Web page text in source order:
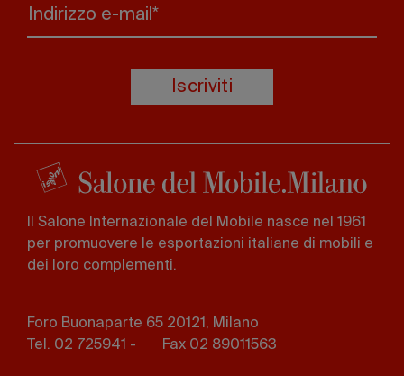
Indirizzo e-mail*
Iscriviti
Il Salone Internazionale del Mobile nasce nel 1961
per promuovere le esportazioni italiane di mobili e
dei loro complementi.
Foro Buonaparte 65 20121, Milano
Tel. 02 725941 -
Fax 02 89011563